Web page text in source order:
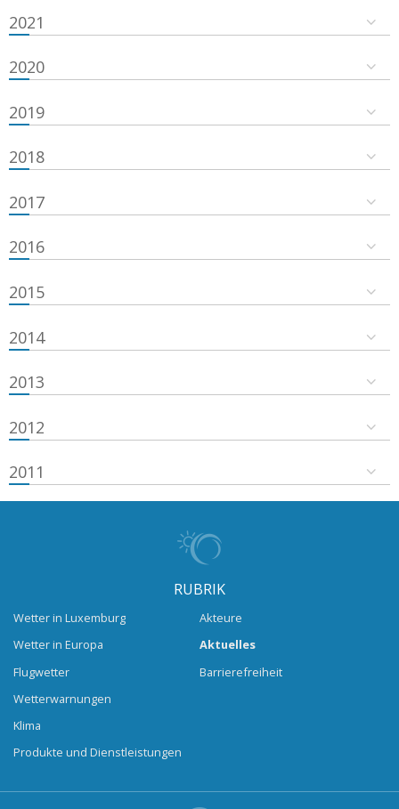
2021
2020
2019
2018
2017
2016
2015
2014
2013
2012
2011
RUBRIK
Wetter in Luxemburg
Wetter in Europa
Flugwetter
Wetterwarnungen
Klima
Produkte und Dienstleistungen
Akteure
Aktuelles
Barrierefreiheit